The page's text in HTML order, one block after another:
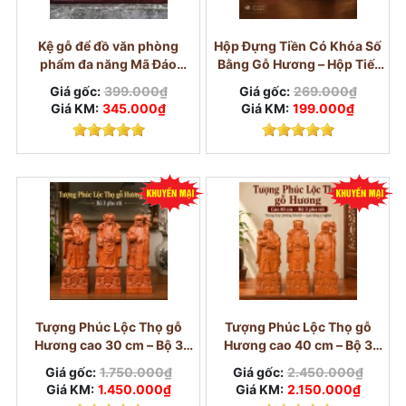
Thể hiện sự trân trọng:
Trao tặng quà kỷ niệm
là cách để bạn thể hiện sự trân trọng đối với
người bạn đời, cho họ biết rằng bạn luôn ghi
nhớ và trân quý những gì họ đã làm cho mình.
Bồi đắp tình yêu:Một món quà quà kỷ niệm
ngày cưới ý nghĩa sẽ giúp hâm nóng tình cảm,
bồi đắp thêm cho tình yêu thêm bền chặt và
gắn kết.
Kệ gỗ để đồ văn phòng
phẩm đa năng Mã Đáo
Thành Công
Giá gốc: 399.000₫
Giá KM: 345.000₫
Hộp Đựng Tiền Có Khóa Số
Bằng Gỗ Hương – Hộp Tiết
Kiệm 300 Tờ
Giá gốc: 269.000₫
Giá KM: 199.000₫
Tượng Phúc Lộc Thọ gỗ
Hương cao 30 cm – Bộ 3
Giá gốc: 1.750.000₫
Giá KM: 1.450.000₫
Tượng Phúc Lộc Thọ gỗ
Hương cao 40 cm – Bộ 3
Giá gốc: 2.450.000₫
Giá KM: 2.150.000₫